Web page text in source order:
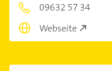
09632 57 34
Webseite